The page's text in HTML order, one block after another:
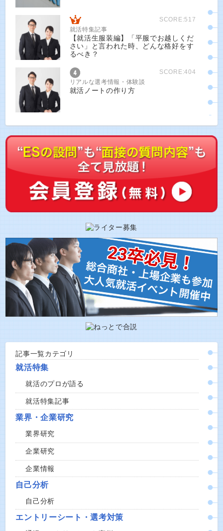
SCORE:517
就活特集記事
【就活生服装編】「平服でお越しくだ
さい」と言われた時、どんな格好をす
るべき？
SCORE:404
リアルな選考情報・体験談
就活ノートの作り方
記事一覧カテゴリ
就活特集
就活のプロが語る
就活特集記事
業界・企業研究
業界研究
企業研究
企業情報
自己分析
自己分析
エントリーシート・選考対策